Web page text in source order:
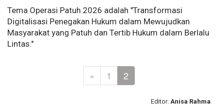
Tema Operasi Patuh 2026 adalah "Transformasi
Digitalisasi Penegakan Hukum dalam Mewujudkan
Masyarakat yang Patuh dan Tertib Hukum dalam Berlalu
Lintas."
« 1 2
Editor: Anisa Rahma